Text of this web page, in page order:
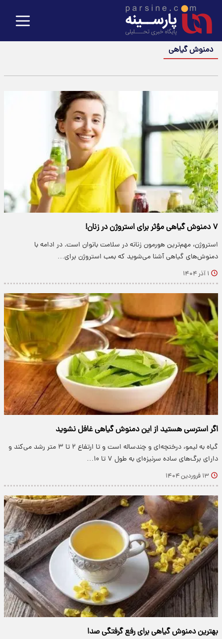
دمنوش گیاهی
۷ دمنوش گیاهی مؤثر برای استروژن در زنان!
استروژن، مهم‌ترین هورمون زنانه در سلامت بانوان است. در ادامه با
دمنوش‌های گیاهی آشنا می‌شوید که بمب استروژن برای…
۱ آذر ۱۴۰۴
اگر استرسی هستید از این دمنوش گیاهی غافل نشوید
گیاه به لیمو، درختچه‌ای و چندساله است و تا ارتفاع ۲ تا ۳ متر رشد می‌کند و
دارای برگ‌های ساده سرنیزه‌ای به طول ۷ تا ۱۰…
۱۳ فروردین ۱۴۰۴
بهترین دمنوش گیاهی برای رفع گرفتگی صدا